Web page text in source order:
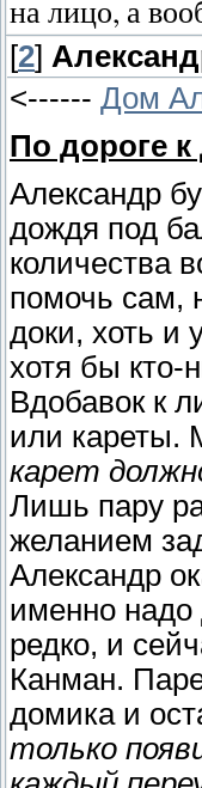
на лицо, а
[2]
<------ Дом
По дороге к
Александр
дождя под
количества
помочь сам,
доки, хоть и
хотя бы кто-
Вдобавок к
или кареты.
карет
Лишь пару
желанием
Александр
именно надо
редко, и
Канман.
домика и
только